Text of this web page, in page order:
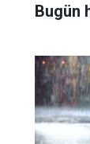
Bugün